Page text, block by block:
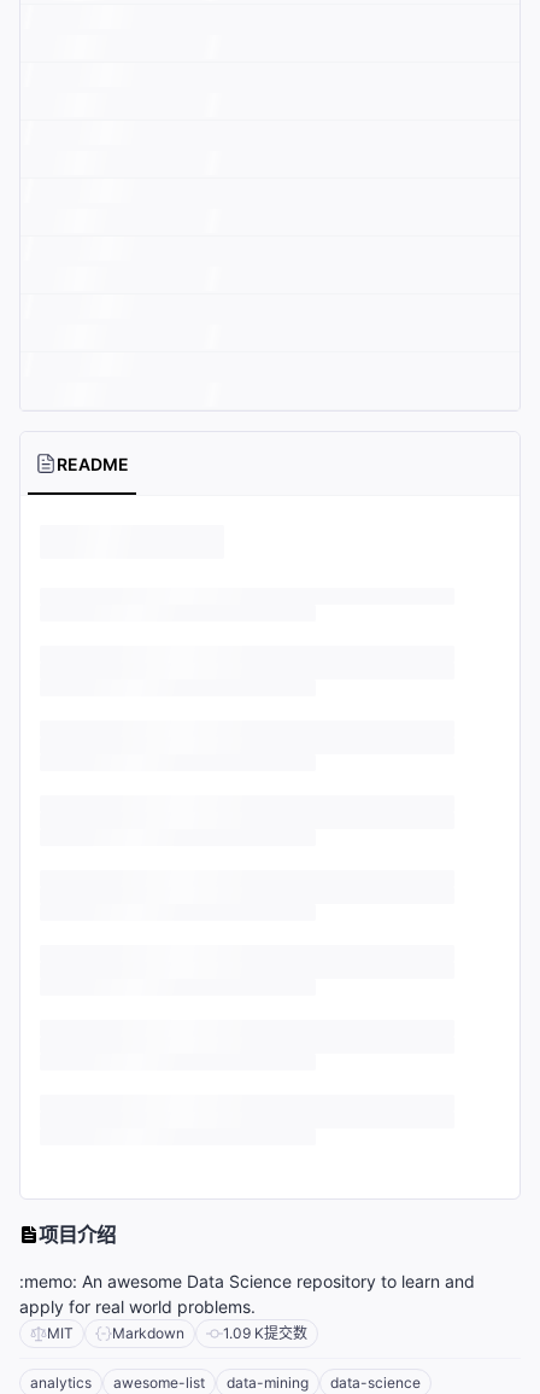
README
项目介绍
:memo: An awesome Data Science repository to learn and
apply for real world problems.
MIT Markdown 1.09 K提交数
analytics awesome-list data-mining
data-science